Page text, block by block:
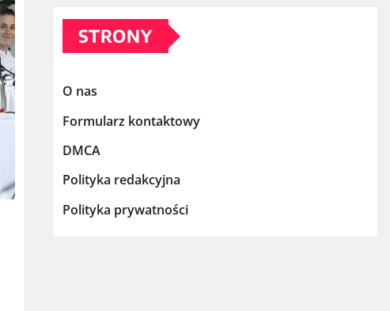
STRONY
O nas
Formularz kontaktowy
DMCA
Polityka redakcyjna
Polityka prywatności